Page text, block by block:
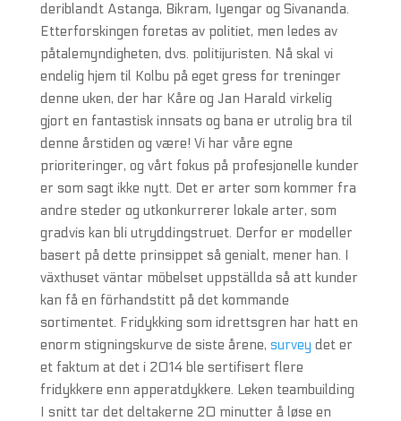
deriblandt Astanga, Bikram, Iyengar og Sivananda.
Etterforskingen foretas av politiet, men ledes av
påtalemyndigheten, dvs. politijuristen. Nå skal vi
endelig hjem til Kolbu på eget gress for treninger
denne uken, der har Kåre og Jan Harald virkelig
gjort en fantastisk innsats og bana er utrolig bra til
denne årstiden og være! Vi har våre egne
prioriteringer, og vårt fokus på profesjonelle kunder
er som sagt ikke nytt. Det er arter som kommer fra
andre steder og utkonkurrerer lokale arter, som
gradvis kan bli utryddingstruet. Derfor er modeller
basert på dette prinsippet så genialt, mener han. I
växthuset väntar möbelset uppställda så att kunder
kan få en förhandstitt på det kommande
sortimentet. Fridykking som idrettsgren har hatt en
enorm stigningskurve de siste årene, survey det er
et faktum at det i 2014 ble sertifisert flere
fridykkere enn apperatdykkere. Leken teambuilding
I snitt tar det deltakerne 20 minutter å løse en